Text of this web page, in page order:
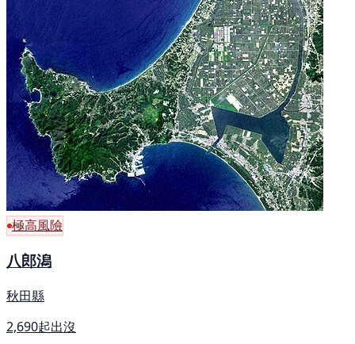
極高風險
八郎潟
秋田縣
2,690起出沒